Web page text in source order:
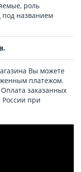
роль
названием
Вы можете
платежом.
заказанных
при